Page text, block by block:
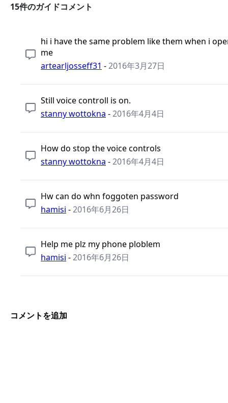
15件のガイドコメント
hi i have the same problem like them when i
me
artearljosseff31 -2016年3月27日
Still voice controll is on.
stanny wottokna -2016年4月4日
How do stop the voice controls
stanny wottokna -2016年4月4日
Hw can do whn foggoten password
hamisi -2016年6月26日
Help me plz my phone ploblem
hamisi -2016年6月26日
コメントを追加